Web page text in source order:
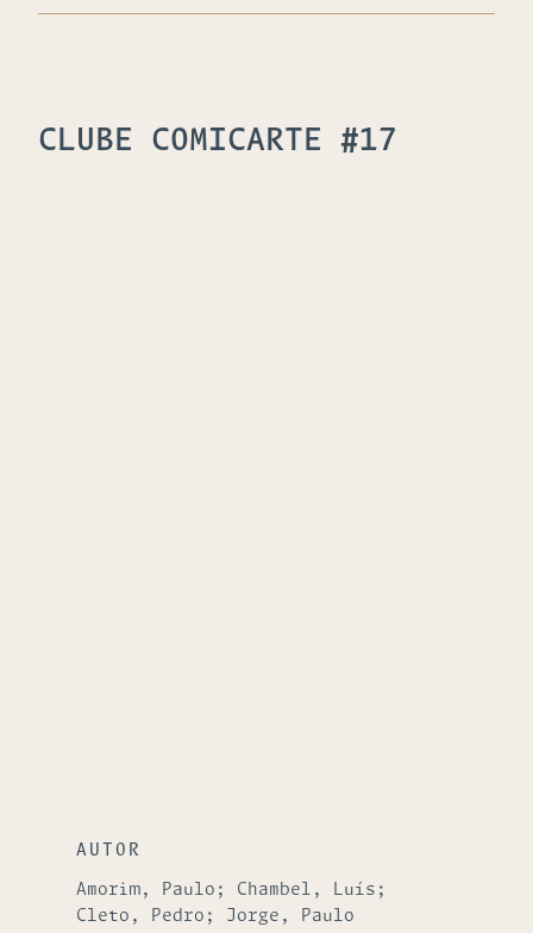
CLUBE COMICARTE #17
AUTOR
Amorim, Paulo; Chambel, Luís;
Cleto, Pedro; Jorge, Paulo